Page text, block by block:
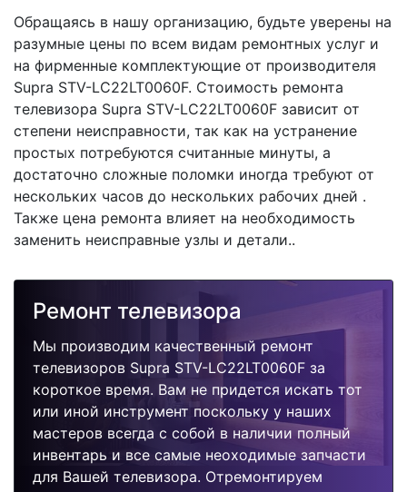
Обращаясь в нашу организацию, будьте уверены на
разумные цены по всем видам ремонтных услуг и
на фирменные комплектующие от производителя
Supra STV-LC22LT0060F. Стоимость ремонта
телевизора Supra STV-LC22LT0060F зависит от
степени неисправности, так как на устранение
простых потребуются считанные минуты, а
достаточно сложные поломки иногда требуют от
нескольких часов до нескольких рабочих дней .
Также цена ремонта влияет на необходимость
заменить неисправные узлы и детали..
Ремонт телевизора
Мы производим качественный ремонт
телевизоров Supra STV-LC22LT0060F за
короткое время. Вам не придется искать тот
или иной инструмент поскольку у наших
мастеров всегда с собой в наличии полный
инвентарь и все самые неоходимые запчасти
для Вашей телевизора. Отремонтируем